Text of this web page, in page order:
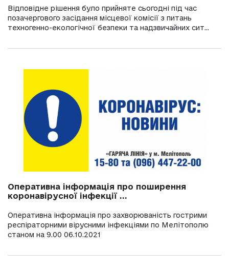
Відповідне рішення було прийняте сьогодні під час
позачергового засідання місцевої комісії з питань
техногенно-екологічної безпеки та надзвичайних сит...
Оперативна інформація про поширення
коронавірусної інфекції ...
Оперативна інформація про захворюваність гострими
респіраторними вірусними інфекціями по Мелітополю
станом на 9.00 06.10.2021